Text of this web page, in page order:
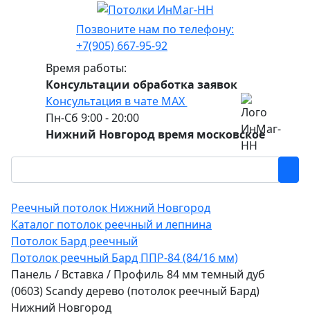
Позвоните нам по телефону:
+7(905) 667-95-92
Время работы:
Консультации обработка заявок
Консультация в чате МАХ
Пн-Сб 9:00 - 20:00
Нижний Новгород время московское
Реечный потолок Нижний Новгород
Каталог потолок реечный и лепнина
Потолок Бард реечный
Потолок реечный Бард ППР-84 (84/16 мм)
Панель / Вставка / Профиль 84 мм темный дуб
(0603) Sсandy дерево (потолок реечный Бард)
Нижний Новгород